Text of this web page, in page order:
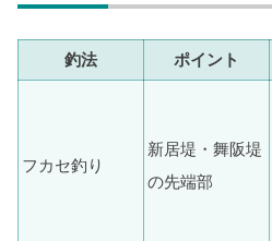
釣法 ポイント
フカセ釣り
新居堤・舞阪堤
の先端部